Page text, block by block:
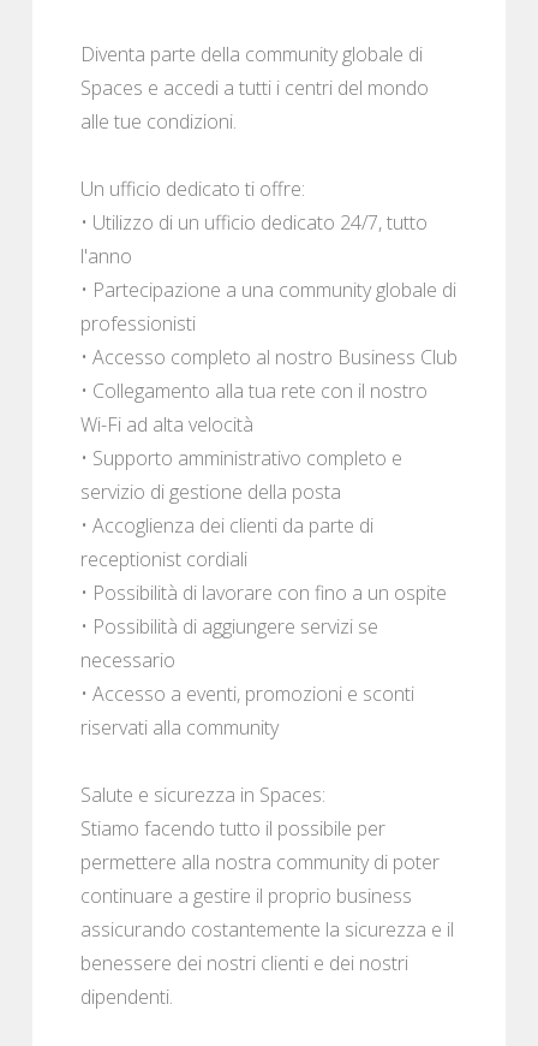
Diventa parte della community globale di
Spaces e accedi a tutti i centri del mondo
alle tue condizioni.
Un ufficio dedicato ti offre:
• Utilizzo di un ufficio dedicato 24/7, tutto
l'anno
• Partecipazione a una community globale di
professionisti
• Accesso completo al nostro Business Club
• Collegamento alla tua rete con il nostro
Wi-Fi ad alta velocità
• Supporto amministrativo completo e
servizio di gestione della posta
• Accoglienza dei clienti da parte di
receptionist cordiali
• Possibilità di lavorare con fino a un ospite
• Possibilità di aggiungere servizi se
necessario
• Accesso a eventi, promozioni e sconti
riservati alla community
Salute e sicurezza in Spaces:
Stiamo facendo tutto il possibile per
permettere alla nostra community di poter
continuare a gestire il proprio business
assicurando costantemente la sicurezza e il
benessere dei nostri clienti e dei nostri
dipendenti.